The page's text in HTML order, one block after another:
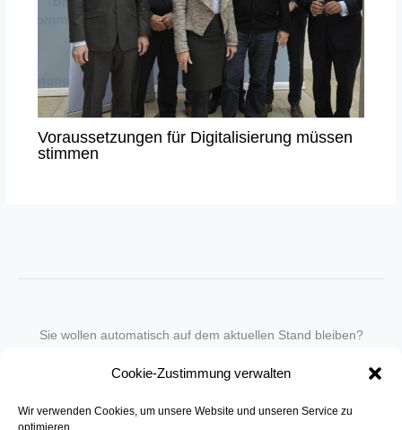
Cookie-Zustimmung verwalten
Wir verwenden Cookies, um unsere Website und unseren Service zu
optimieren.
Voraussetzungen für Digitalisierung müssen
stimmen
Sie wollen automatisch auf dem aktuellen Stand bleiben?
in unseren Newsletter-Service auf.
Senden Sie für ein Angebot einfach eine